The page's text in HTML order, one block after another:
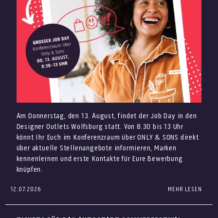
höheren Temperaturen angenehm genießen.
Kommt vorbei und sichert Euch Eure Sommer-Favoriten
zum Outletpreis – mit dauerhaft bis zu 70% auf die UVP.
Sommerliche Angebote
Sonntag, 2. August
Vespa Club mit zahlreichen Vespas rund um die
Eventfläche ab 13 Uhr
DJ Alessandro
Vorband Dani_S
Christian Meringolo live ab 14 Uhr
Aperol Truck
Italienisches Eis von Giovanni L.
Final Sale: Ausgewählte Highlights
entdecken
12.07.2026
Am Donnerstag, den 13. August, findet der Job Day in den
Designer Outlets Wolfsburg statt. Von 8.30 bis 13 Uhr
könnt Ihr Euch im Konferenzraum über ONLY & SONS direkt
über aktuelle Stellenangebote informieren, Marken
kennenlernen und erste Kontakte für Eure Bewerbung
knüpfen.
Du suchst einen neuen Job im Verkauf, im Store
MEHR LESEN